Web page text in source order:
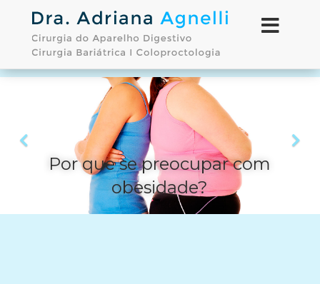
Por que se preocupar com
obesidade?